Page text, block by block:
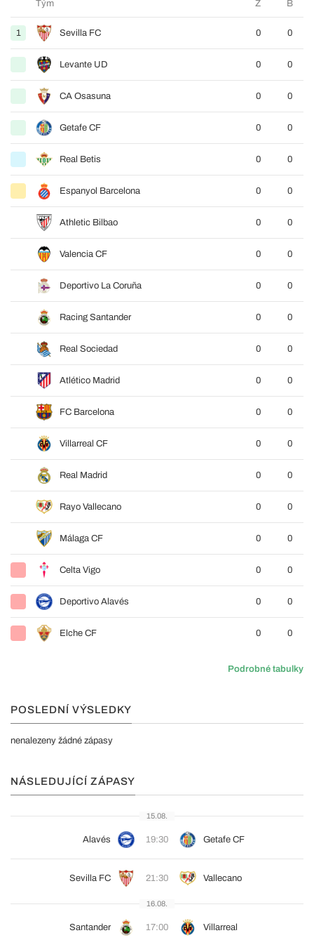
Tým Z B
1 Sevilla FC 0 0
Levante UD 0 0
CA Osasuna 0 0
Getafe CF 0 0
Real Betis 0 0
Espanyol Barcelona 0 0
Athletic Bilbao 0 0
Valencia CF 0 0
Deportivo La Coruña 0 0
Racing Santander 0 0
Real Sociedad 0 0
Atlético Madrid 0 0
FC Barcelona 0 0
Villarreal CF 0 0
Real Madrid 0 0
Rayo Vallecano 0 0
Málaga CF 0 0
Celta Vigo 0 0
Deportivo Alavés 0 0
Elche CF 0 0
Podrobné tabulky
POSLEDNÍ VÝSLEDKY
nenalezeny žádné zápasy
NÁSLEDUJÍCÍ ZÁPASY
15.08.
Alavés 19:30 Getafe CF
Sevilla FC 21:30 Vallecano
16.08.
Santander 17:00 Villarreal